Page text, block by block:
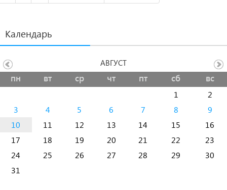
Календарь
пн вт ср чт пт сб вс
1
2
3
4 5 6 7 8
9
10
11 12 13 14 15
16
17
18 19 20 21 22
23
24
25 26 27 28 29
30
31
АВГУСТ